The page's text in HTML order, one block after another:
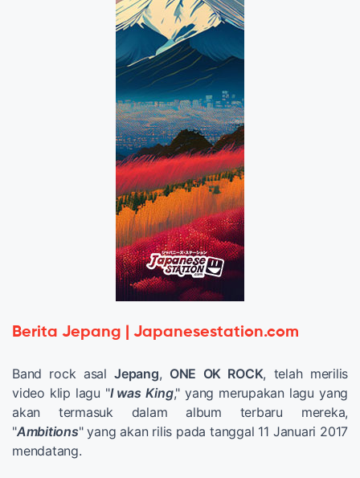
Berita Jepang | Japanesestation.com
Band rock asalJepang, ONE OK ROCK, telah merilis
video klip lagu "I was King," yang merupakan lagu yang
akan termasuk dalam album terbaru mereka,
"Ambitions" yang akan rilis pada tanggal 11 Januari 2017
mendatang.